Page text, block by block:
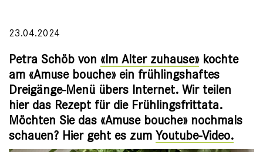
23.04.2024
Petra Schöb von «Im Alter zuhause»kochte
am «Amuse bouche» ein frühlingshaftes
Dreigänge-Menü übers Internet. Wir teilen
hier das Rezept für die Frühlingsfrittata.
Möchten Sie das «Amuse bouche» nochmals
schauen? Hier geht es zum Youtube-Video.